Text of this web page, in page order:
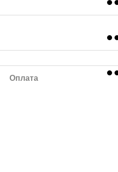
Оплата